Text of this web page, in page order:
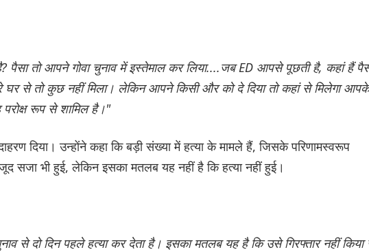
पैसा तो आपने गोवा चुनाव में इस्तेमाल कर लिया....जब ED आपसे पूछती है, कहां हैं
घर से तो कुछ नहीं मिला। लेकिन आपने किसी और को दे दिया तो कहां से मिलेगा आपके
रूप से शामिल है।"
दिया। उन्होंने कहा कि बड़ी संख्या में हत्या के मामले हैं, जिसके परिणामस्वरूप
सजा भी हुई, लेकिन इसका मतलब यह नहीं है कि हत्या नहीं हुई।
से दो दिन पहले हत्या कर देता है। इसका मतलब यह है कि उसे गिरफ्तार नहीं किया